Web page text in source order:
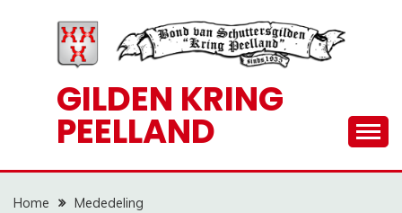
GILDEN KRING
PEELLAND
Home
Mededeling